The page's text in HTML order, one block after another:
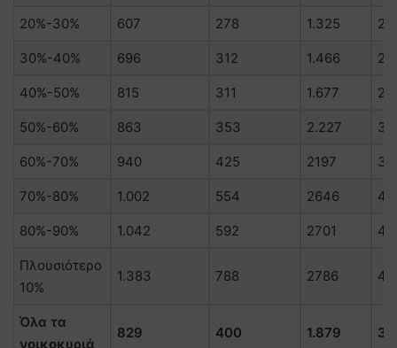
20%-30% 607 278 1.325
30%-40% 696 312 1.466
40%-50% 815 311 1.677
50%-60% 863 353 2.227
60%-70% 940 425 2197
70%-80% 1.002 554 2646
80%-90% 1.042 592 2701
Πλουσιότερο
10%
1.383 788 2786
Όλα τα
νοικοκυριά
829 400 1.879